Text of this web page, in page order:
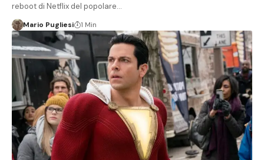
reboot di Netflix del popolare…
Mario Pugliesi 1 Min